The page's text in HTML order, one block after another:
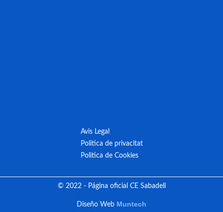
Avis Legal
Politica de privacitat
Politica de Cookies
© 2022 - Página oficial CE Sabadell
Diseño Web Muntech